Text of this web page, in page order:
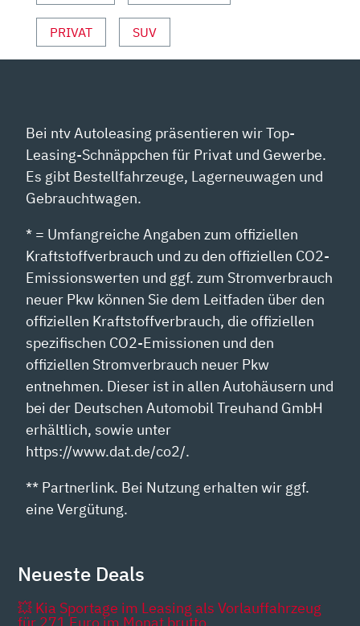
PRIVAT SUV
Bei ntv Autoleasing präsentieren wir Top-
Leasing-Schnäppchen für Privat und Gewerbe.
Es gibt Bestellfahrzeuge, Lagerneuwagen und
Gebrauchtwagen.
* = Umfangreiche Angaben zum offiziellen
Kraftstoffverbrauch und zu den offiziellen CO2-
Emissionswerten und ggf. zum Stromverbrauch
neuer Pkw können Sie dem Leitfaden über den
offiziellen Kraftstoffverbrauch, die offiziellen
spezifischen CO2-Emissionen und den
offiziellen Stromverbrauch neuer Pkw
entnehmen. Dieser ist in allen Autohäusern und
bei der Deutschen Automobil Treuhand GmbH
erhältlich, sowie unter
https://www.dat.de/co2/.
** Partnerlink. Bei Nutzung erhalten wir ggf.
eine Vergütung.
Neueste Deals
💥 Kia Sportage im Leasing als Vorlauffahrzeug
für 271 Euro im Monat brutto